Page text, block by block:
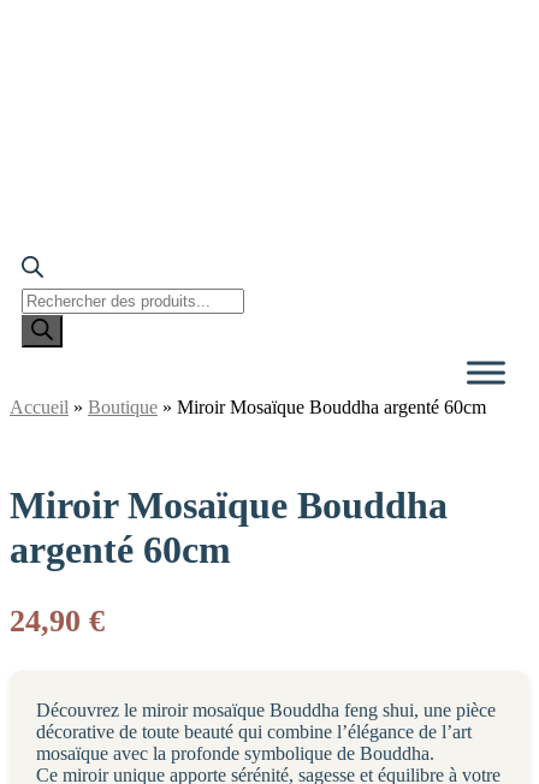
Recherche
de
Accueil » Boutique » Miroir Mosaïque Bouddha argenté 60cm
Miroir Mosaïque Bouddha
argenté 60cm
24,90 €
Découvrez le miroir mosaïque Bouddha feng shui, une pièce
décorative de toute beauté qui combine l’élégance de l’art
mosaïque avec la profonde symbolique de Bouddha.
Ce miroir unique apporte sérénité, sagesse et équilibre à votre